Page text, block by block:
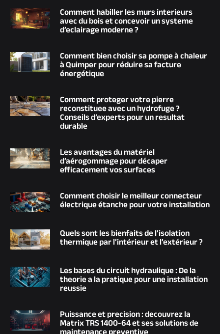
Comment habiller les murs interieurs
avec du bois et concevoir un systeme
d’eclairage moderne ?
Comment bien choisir sa pompe à chaleur
à Quimper pour réduire sa facture
énergétique
Comment proteger votre pierre
reconstituee avec un hydrofuge ?
Conseils d’experts pour un resultat
durable
Les avantages du matériel
d’aérogommage pour décaper
efficacement vos surfaces
Comment choisir le meilleur connecteur
électrique étanche pour votre installation
Quels sont les bienfaits de l’isolation
thermique par l’intérieur et l’extérieur ?
Les bases du circuit hydraulique : De la
theorie a la pratique pour une installation
reussie
Puissance et precision : decouvrez la
Matrix TRS 1400-64 et ses solutions de